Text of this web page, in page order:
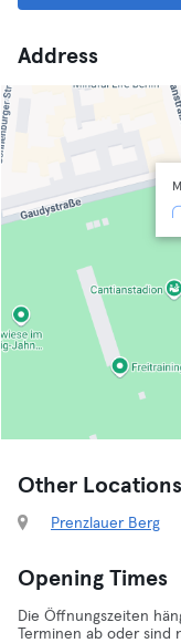
Address
Other Locations
Prenzlauer Berg
Opening Times
Die Öffnungszeiten
Terminen ab oder